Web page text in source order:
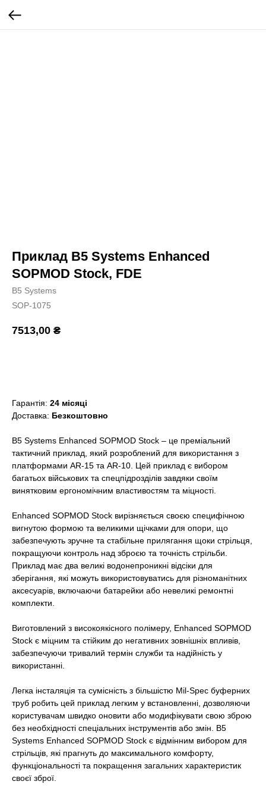
Приклад B5 Systems Enhanced
SOPMOD Stock, FDE
B5 Systems
SOP-1075
7513,00 ₴
Гарантія: 24 місяці
Доставка: Безкоштовно
B5 Systems Enhanced SOPMOD Stock – це преміальний
тактичний приклад, який розроблений для використання з
платформами AR-15 та AR-10. Цей приклад є вибором
багатьох військових та спецпідрозділів завдяки своїм
винятковим ергономічним властивостям та міцності.
Enhanced SOPMOD Stock вирізняється своєю специфічною
вигнутою формою та великими щічками для опори, що
забезпечують зручне та стабільне прилягання щоки стрільця,
покращуючи контроль над зброєю та точність стрільби.
Приклад має два великі водонепроникні відсіки для
зберігання, які можуть використовуватись для різноманітних
аксесуарів, включаючи батарейки або невеликі ремонтні
комплекти.
Виготовлений з високоякісного полімеру, Enhanced SOPMOD
Stock є міцним та стійким до негативних зовнішніх впливів,
забезпечуючи тривалий термін служби та надійність у
використанні.
Легка інсталяція та сумісність з більшістю Mil-Spec буферних
труб робить цей приклад легким у встановленні, дозволяючи
користувачам швидко оновити або модифікувати свою зброю
без необхідності спеціальних інструментів або змін. B5
Systems Enhanced SOPMOD Stock є відмінним вибором для
стрільців, які прагнуть до максимального комфорту,
функціональності та покращення загальних характеристик
своєї зброї.